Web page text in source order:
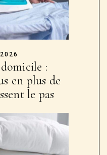
domicile :
en plus de
le pas